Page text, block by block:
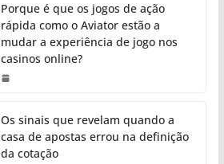
Porque é que os jogos de ação
rápida como o Aviator estão a
mudar a experiência de jogo nos
casinos online?
Os sinais que revelam quando a
casa de apostas errou na definição
da cotação